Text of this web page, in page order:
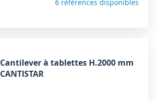
6 références disponibles
Cantilever à tablettes H.2000 mm
CANTISTAR